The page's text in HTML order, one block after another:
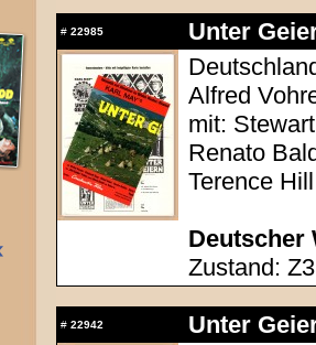
# 22985
Unter
Alfred
mit:
Renato
Terence
Deutscher
Zustand: Z3
# 22942
Unter